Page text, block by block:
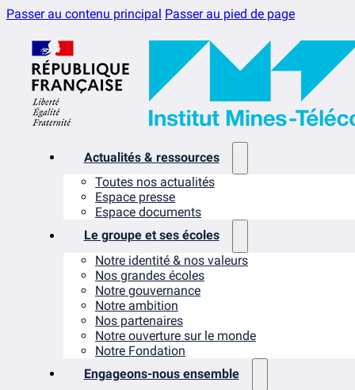
Passer au contenu principal Passer au pied de page
Actualités & ressources
Toutes nos actualités
Espace presse
Espace documents
Le groupe et ses écoles
Notre identité & nos valeurs
Nos grandes écoles
Notre gouvernance
Notre ambition
Nos partenaires
Notre ouverture sur le monde
Notre Fondation
Engageons-nous ensemble